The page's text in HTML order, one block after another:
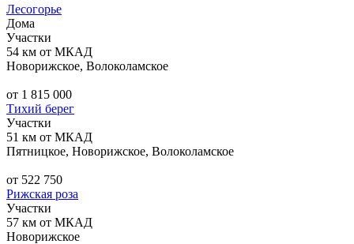
Лесогорье
Дома
Участки
54 км от МКАД
Новорижское, Волоколамское
от 1 815 000
Тихий берег
Участки
51 км от МКАД
Пятницкое, Новорижское, Волоколамское
от 522 750
Рижская роза
Участки
57 км от МКАД
Новорижское